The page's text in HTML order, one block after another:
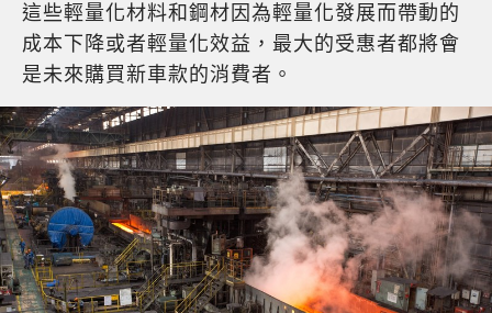
這些輕量化材料和鋼材因為輕量化發展而帶動的
成本下降或者輕量化效益，最大的受惠者都將會
是未來購買新車款的消費者。